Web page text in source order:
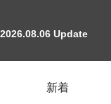
2026.08.06 Update
新着